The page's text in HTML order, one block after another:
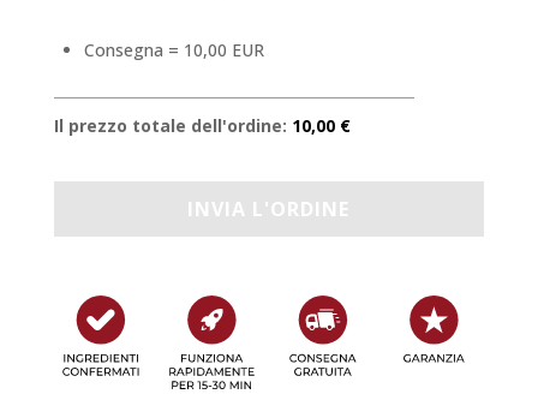
Consegna = 10,00 EUR
Il prezzo totale dell'ordine: 10,00 €